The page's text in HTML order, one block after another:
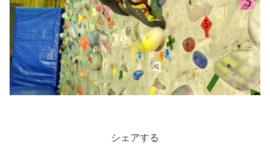
シェアする